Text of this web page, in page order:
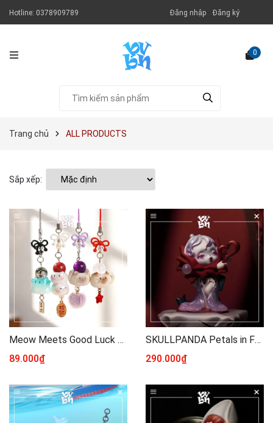
Hotline: 0378909789 Đăng nhập Đăng ký
0
Trang chủ ALL PRODUCTS
Sắp xếp:
Meow Meets Good Luck Dây Đeo Điện Thoại Ver3
89.000₫
SKULLPANDA Petals in Four Acts Series Figures Blindbox Series
290.000₫